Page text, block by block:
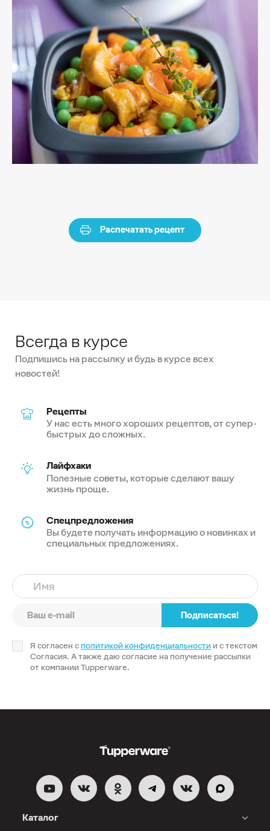
Распечатать рецепт
Всегда в курсе
Подпишись на рассылку и будь в курсе всех
новостей!
Рецепты
У нас есть много хороших рецептов, от супер-
быстрых до сложных.
Лайфхаки
Полезные советы, которые сделают вашу
жизнь проще.
Спецпредложения
Вы будете получать информацию о новинках и
специальных предложениях.
Имя
Подписаться!
Я согласен с политикой конфиденциальности и с текстом
Согласия. А также даю согласие на получение рассылки
от компании Tupperware.
Каталог